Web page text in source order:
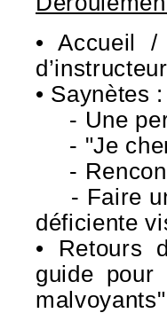
• Accueil /
• Saynètes :
- Une
- "Je
-
- Faire un
déficiente
• Retours
guide
malvoyants"